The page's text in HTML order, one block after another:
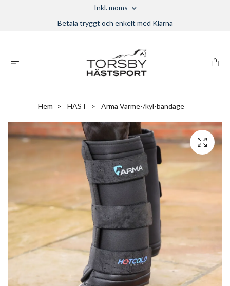
Inkl. moms
Betala tryggt och enkelt med Klarna
Hem HÄST Arma Värme-/kyl-bandage